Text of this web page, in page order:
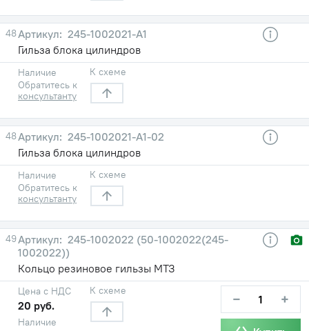
48
245-1002021-А1
Гильза блока цилиндров
Наличие
Обратитесь к
консультанту
К схеме
48
245-1002021-А1-02
Гильза блока цилиндров
Наличие
Обратитесь к
консультанту
К схеме
49
245-1002022 (50-1002022(245-
1002022))
Кольцо резиновое гильзы МТЗ
Наличие
Цена с НДС
20 руб.
К схеме − +